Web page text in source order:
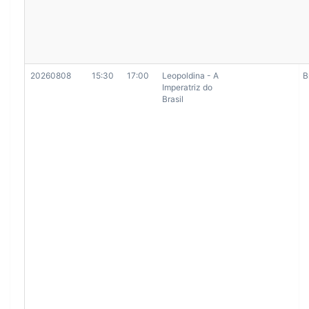
20260808 15:30 17:00
Leopoldina - A
Imperatriz do
Brasil